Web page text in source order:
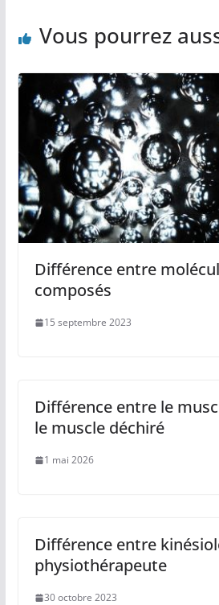
Vous pourrez
Différence entre
composés
15 septembre 2023
Différence entre le
le muscle déchiré
1 mai 2026
Différence entre
physiothérapeute
30 octobre 2023